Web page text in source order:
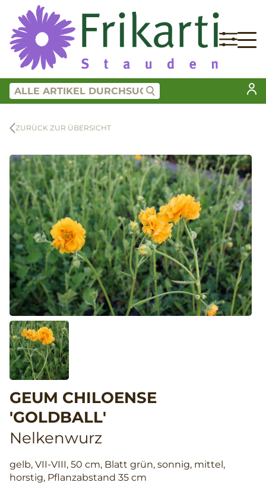
ZURÜCK ZUR ÜBERSICHT
GEUM CHILOENSE
'GOLDBALL'
Nelkenwurz
gelb, VII-VIII, 50 cm, Blatt grün, sonnig, mittel,
horstig, Pflanzabstand 35 cm